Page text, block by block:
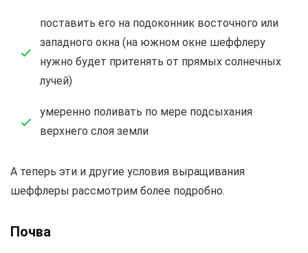
поставить его на подоконник восточного или
западного окна (на южном окне шеффлеру
нужно будет притенять от прямых солнечных
лучей)
умеренно поливать по мере подсыхания
верхнего слоя земли
А теперь эти и другие условия выращивания
шеффлеры рассмотрим более подробно.
Почва